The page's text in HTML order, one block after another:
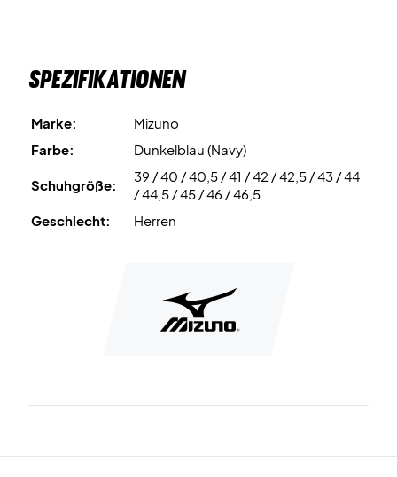
Spezifikationen
Marke:
Mizuno
Farbe:
Dunkelblau (Navy)
Schuhgröße:
39 / 40 / 40,5 / 41 / 42 / 42,5 / 43 / 44
/ 44,5 / 45 / 46 / 46,5
Geschlecht:
Herren